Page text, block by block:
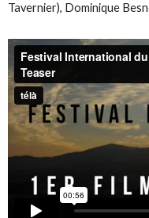
Tavernier), Dominique